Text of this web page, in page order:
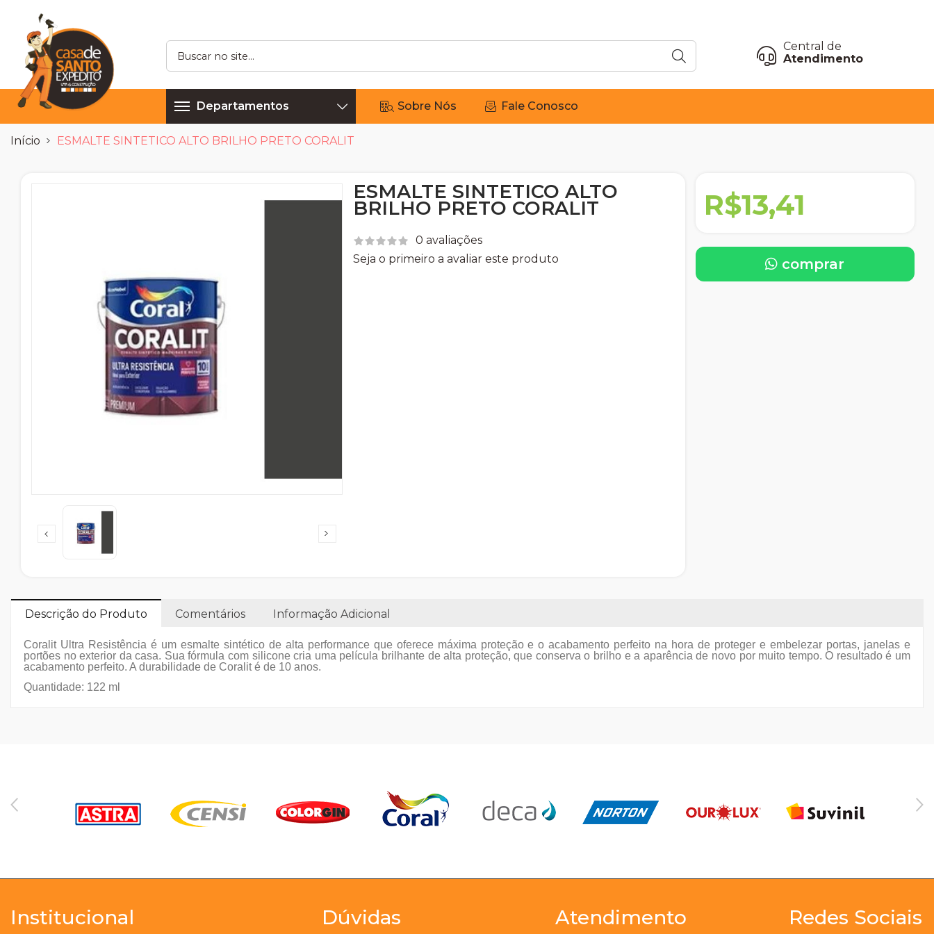
Central de
Atendimento
Departamentos Sobre Nós Fale Conosco
Início ESMALTE SINTETICO ALTO BRILHO PRETO CORALIT
ESMALTE SINTETICO ALTO
BRILHO PRETO CORALIT
0 avaliações
Seja o primeiro a avaliar este produto
R$13,41
comprar
Descrição do Produto Comentários Informação Adicional
Coralit Ultra Resistência é um esmalte sintético de alta performance que oferece máxima proteção e o acabamento perfeito na hora de proteger e embelezar portas, janelas e
portões no exterior da casa. Sua fórmula com silicone cria uma película brilhante de alta proteção, que conserva o brilho e a aparência de novo por muito tempo. O resultado é um
acabamento perfeito. A durabilidade de Coralit é de 10 anos.
Quantidade: 122 ml
Institucional Dúvidas Atendimento Redes Sociais